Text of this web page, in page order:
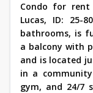
Condo for rent
Lucas, ID: 25-
bathrooms, is
a balcony with
and is located
in a
gym, and 24/7